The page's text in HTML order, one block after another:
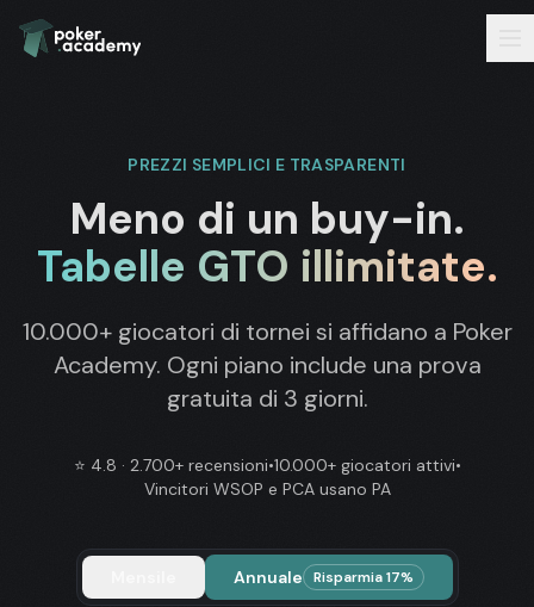
PREZZI SEMPLICI E TRASPARENTI
Meno di un buy-in.
Tabelle GTO illimitate.
10.000+ giocatori di tornei si affidano a Poker
Academy. Ogni piano include una prova
gratuita di 3 giorni.
⭐ 4.8 · 2.700+ recensioni•10.000+ giocatori attivi•
Vincitori WSOP e PCA usano PA
Annuale Risparmia 17%